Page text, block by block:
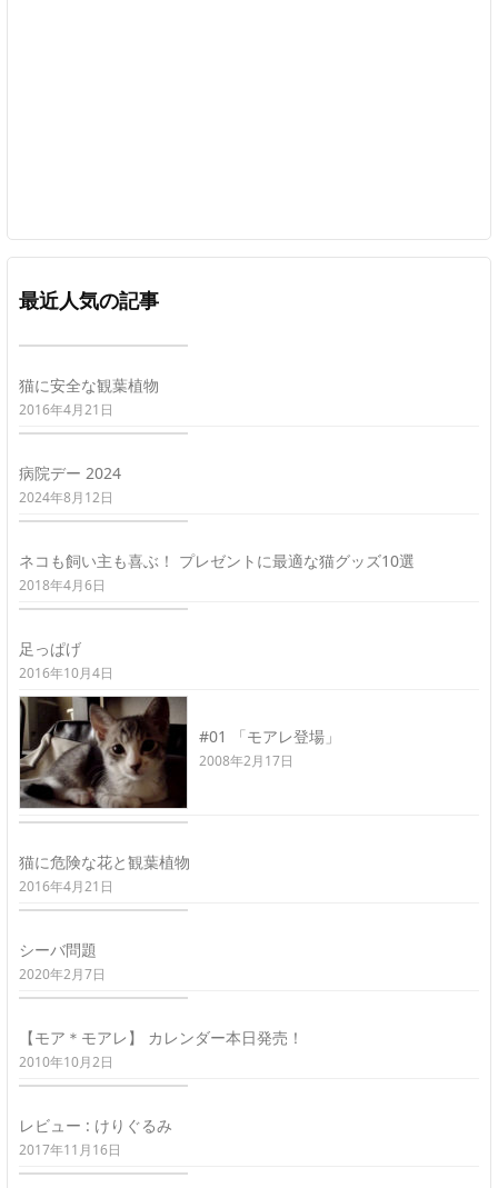
最近人気の記事
猫に安全な観葉植物
2016年4月21日
病院デー 2024
2024年8月12日
ネコも飼い主も喜ぶ！ プレゼントに最適な猫グッズ10選
2018年4月6日
足っぱげ
2016年10月4日
#01 「モアレ登場」
2008年2月17日
猫に危険な花と観葉植物
2016年4月21日
シーバ問題
2020年2月7日
【モア＊モアレ】 カレンダー本日発売！
2010年10月2日
レビュー : けりぐるみ
2017年11月16日